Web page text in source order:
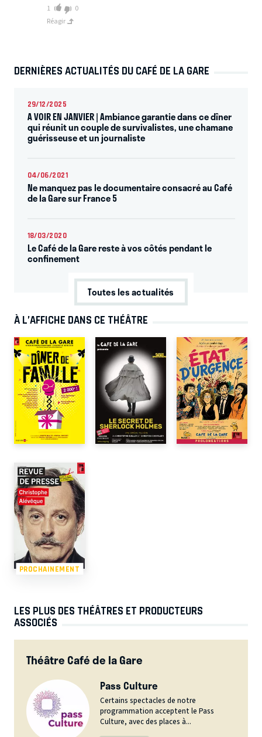
1
0
Réagir
DERNIÈRES ACTUALITÉS DU CAFÉ DE LA GARE
29/12/2025
A VOIR EN JANVIER | Ambiance garantie dans ce dîner
qui réunit un couple de survivalistes, une chamane
guérisseuse et un journaliste
04/06/2021
Ne manquez pas le documentaire consacré au Café
de la Gare sur France 5
18/03/2020
Le Café de la Gare reste à vos côtés pendant le
confinement
Toutes les actualités
À L’AFFICHE DANS CE THÉÂTRE
PROCHAINEMENT
LES PLUS DES THÉÂTRES ET PRODUCTEURS
ASSOCIÉS
Théâtre Café de la Gare
Pass Culture
Certains spectacles de notre
programmation acceptent le Pass
Culture, avec des places à...